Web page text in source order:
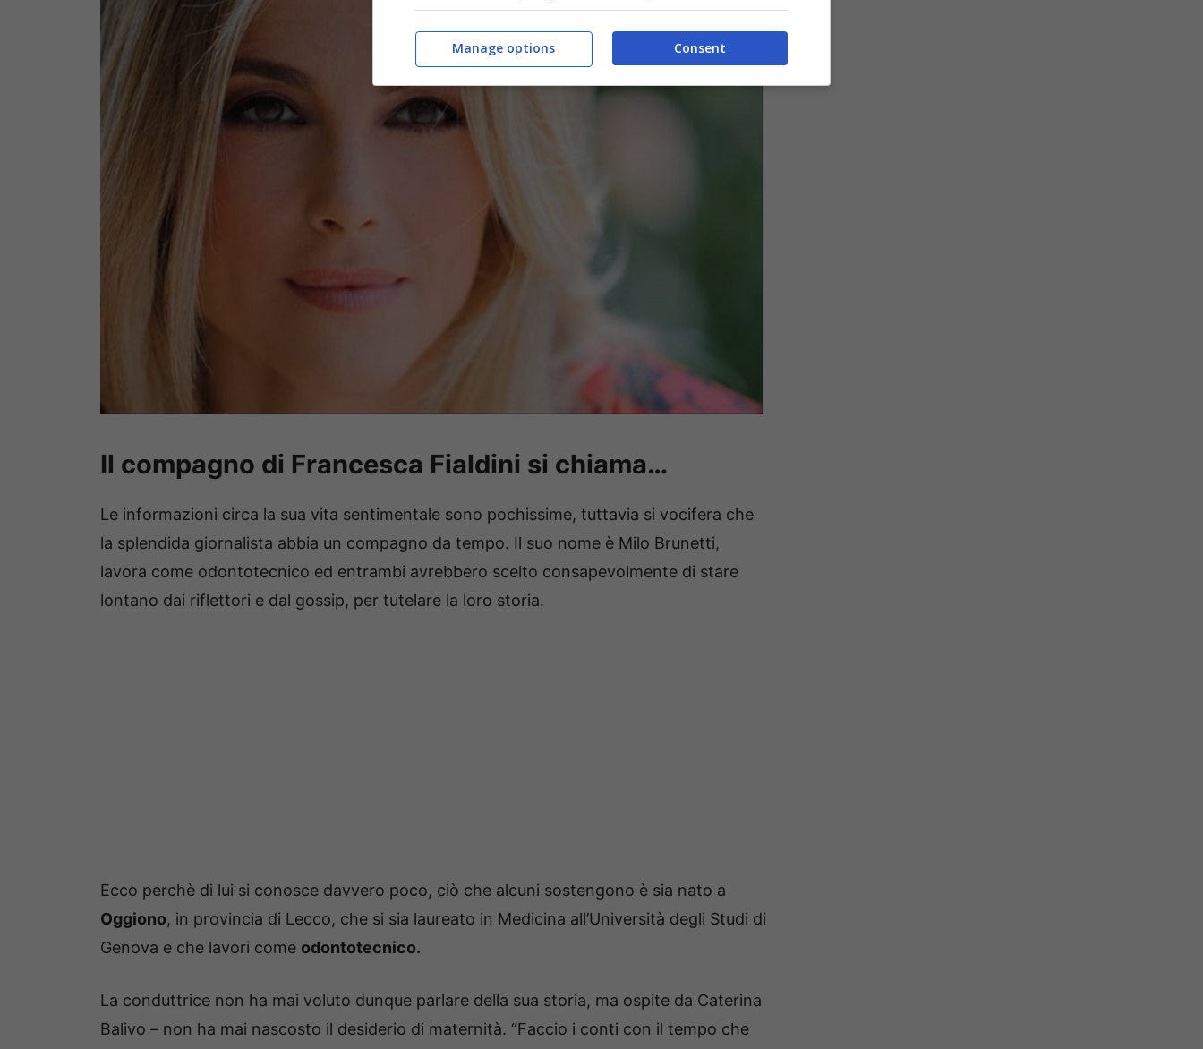
Il compagno di Francesca Fialdini si chiama…
Le informazioni circa la sua vita sentimentale sono pochissime, tuttavia si vocifera che
la splendida giornalista abbia un compagno da tempo. Il suo nome è Milo Brunetti,
lavora come odontotecnico ed entrambi avrebbero scelto consapevolmente di stare
lontano dai riflettori e dal gossip, per tutelare la loro storia.
Ecco perchè di lui si conosce davvero poco, ciò che alcuni sostengono è sia nato a
Oggiono, in provincia di Lecco, che si sia laureato in Medicina all’Università degli Studi di
Genova e che lavori come odontotecnico.
La conduttrice non ha mai voluto dunque parlare della sua storia, ma ospite da Caterina
Balivo – non ha mai nascosto il desiderio di maternità. “Faccio i conti con il tempo che
Consent
Manage options